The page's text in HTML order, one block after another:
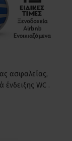
ασφαλείας,
WC .